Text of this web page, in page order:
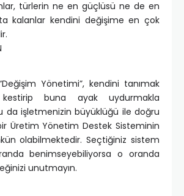
türlerin ne en güçlüsü ne de en
kalanlar kendini değişime en çok
Yönetimi”, kendini tanımak
buna ayak uydurmakla
da işletmenizin büyüklüğü ile doğru
Üretim Yönetim Destek Sisteminin
olabilmektedir. Seçtiğiniz sistem
benimseyebiliyorsa o oranda
unutmayın.